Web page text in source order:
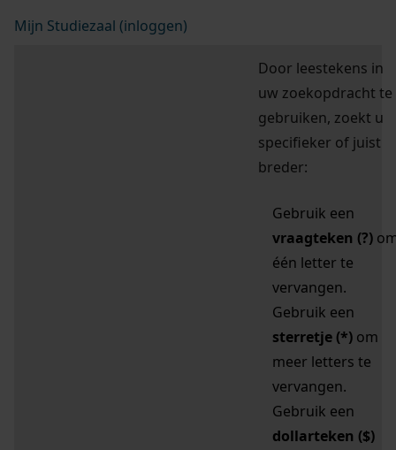
Mijn Studiezaal (inloggen)
Door leestekens in
uw zoekopdracht te
gebruiken, zoekt u
specifieker of juist
breder:
Gebruik een
vraagteken (?)
één letter te
vervangen.
Gebruik een
sterretje (*) om
meer letters te
vervangen.
Gebruik een
dollarteken ($)